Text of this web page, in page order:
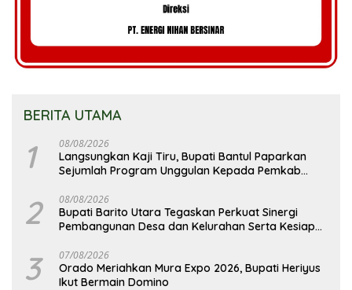
BERITA UTAMA
1 08/08/2026
Langsungkan Kaji Tiru, Bupati Bantul Paparkan
Sejumlah Program Unggulan Kepada Pemkab
2 08/08/2026
Bupati Barito Utara Tegaskan Perkuat Sinergi
Pembangunan Desa dan Kelurahan Serta Kesiapan
3 07/08/2026
Orado Meriahkan Mura Expo 2026, Bupati Heriyus
Ikut Bermain Domino